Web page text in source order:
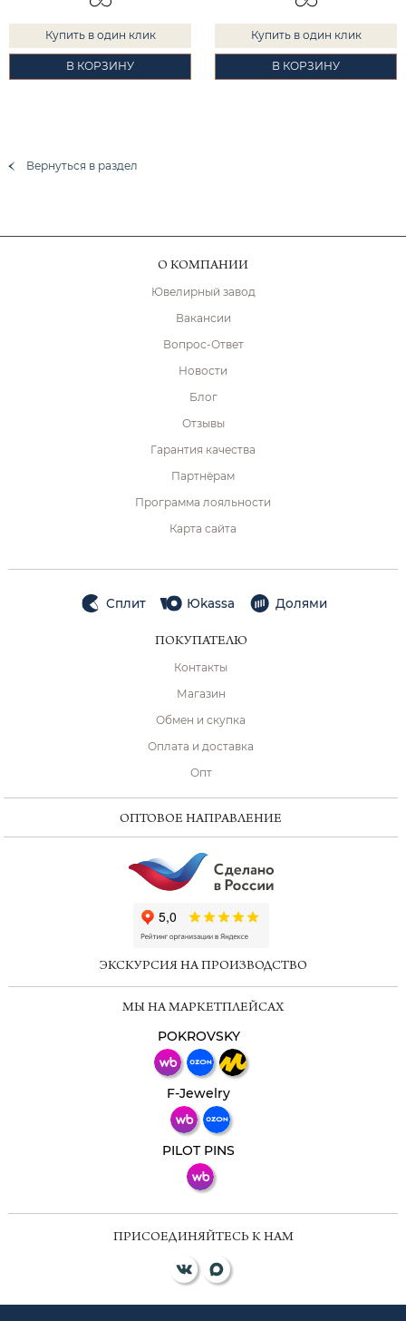
Купить в один клик
В КОРЗИНУ
Купить в один клик
В КОРЗИНУ
Вернуться в раздел
О КОМПАНИИ
Ювелирный завод
Вакансии
Вопрос-Ответ
Новости
Блог
Отзывы
Гарантия качества
Партнёрам
Программа лояльности
Карта сайта
Сплит Юkassa Долями
ПОКУПАТЕЛЮ
Контакты
Магазин
Обмен и скупка
Оплата и доставка
Опт
ОПТОВОЕ НАПРАВЛЕНИЕ
ЭКСКУРСИЯ НА ПРОИЗВОДСТВО
МЫ НА МАРКЕТПЛЕЙСАХ
POKROVSKY
F-Jewelry
PILOT PINS
ПРИСОЕДИНЯЙТЕСЬ К НАМ